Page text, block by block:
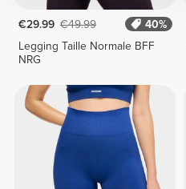
€29.99 €49.99
40%
Legging Taille Normale BFF
NRG